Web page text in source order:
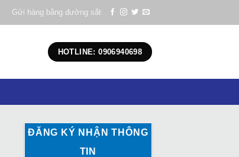
Gửi hàng bằng đường sắt
HOTLINE: 0906940698
ĐĂNG KÝ NHẬN THÔNG
TIN